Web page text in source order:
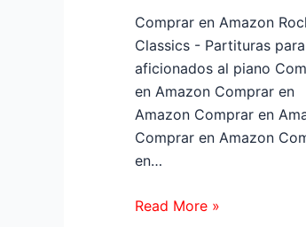
Comprar en Amazon
Classics - Partituras para
aficionados al piano
en Amazon Comprar en
Amazon Comprar en
Comprar en Amazon
en…
Read More »